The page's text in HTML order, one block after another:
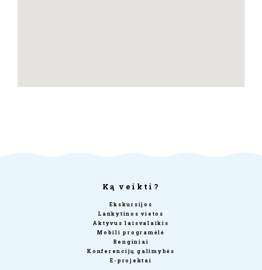
Ką veikti?
Ekskursijos
Lankytinos vietos
Aktyvus laisvalaikis
Mobili programėlė
Renginiai
Konferencijų galimybės
E-projektai